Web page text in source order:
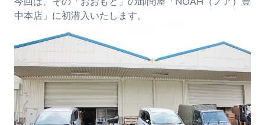
中本店」に初潜入いたします。